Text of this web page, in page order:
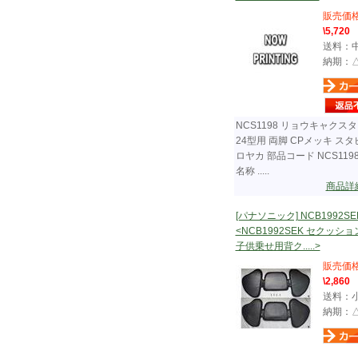
販売価
\5,720
送料：
納期：
NCS1198 リョウキャクス
24型用 両脚 CPメッキ スタ
ロヤカ 部品コード
名称 .....
商品
[パナソニック]
<NCB1992SEK セクッショ
子供乗せ用背ク.....>
販売価
\2,860
送料：
納期：